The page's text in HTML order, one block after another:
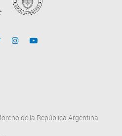
de la República Argentina